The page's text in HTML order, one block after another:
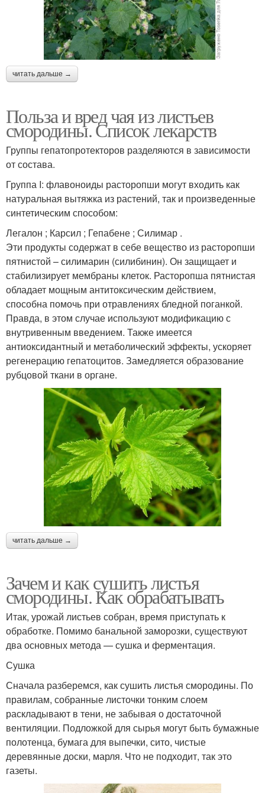
читать дальше →
Польза и вред чая из листьев
смородины. Список лекарств
Группы гепатопротекторов разделяются в зависимости
от состава.
Группа I: флавоноиды расторопши могут входить как
натуральная вытяжка из растений, так и произведенные
синтетическим способом:
Легалон ; Карсил ; Гепабене ; Силимар .
Эти продукты содержат в себе вещество из расторопши
пятнистой – силимарин (силибинин). Он защищает и
стабилизирует мембраны клеток. Расторопша пятнистая
обладает мощным антитоксическим действием,
способна помочь при отравлениях бледной поганкой.
Правда, в этом случае используют модификацию с
внутривенным введением. Также имеется
антиоксидантный и метаболический эффекты, ускоряет
регенерацию гепатоцитов. Замедляется образование
рубцовой ткани в органе.
читать дальше →
Зачем и как сушить листья
смородины. Как обрабатывать
Итак, урожай листьев собран, время приступать к
обработке. Помимо банальной заморозки, существуют
два основных метода — сушка и ферментация.
Сушка
Сначала разберемся, как сушить листья смородины. По
правилам, собранные листочки тонким слоем
раскладывают в тени, не забывая о достаточной
вентиляции. Подложкой для сырья могут быть бумажные
полотенца, бумага для выпечки, сито, чистые
деревянные доски, марля. Что не подходит, так это
газеты.